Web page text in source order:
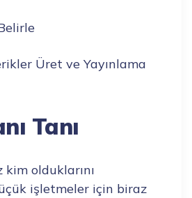
Üret ve Yayınlama
Tanı
kim olduklarını
işletmeler için biraz